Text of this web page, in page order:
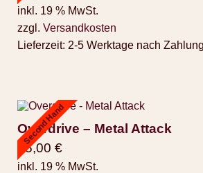
inkl. 19 % MwSt.
zzgl. Versandkosten
Lieferzeit: 2-5 Werktage nach
Second Hand
Overdrive – Metal Attack
25,00 €
inkl. 19 % MwSt.